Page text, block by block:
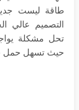
طاقة ليست
التصميم عالي
تحل مشكلة
حيث تسهل حمل